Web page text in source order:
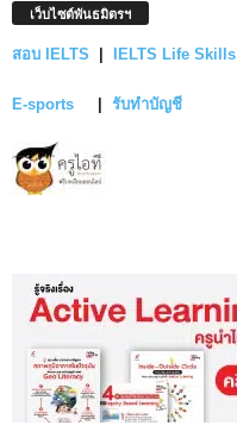
เว็บไซต์พันธมิตรฯ
สอบ IELTS IELTS Life Skills
E-sports รับทำบัญชี